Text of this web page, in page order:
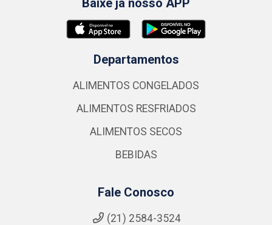
Departamentos
ALIMENTOS CONGELADOS
ALIMENTOS RESFRIADOS
ALIMENTOS SECOS
BEBIDAS
Fale Conosco
(21) 2584-3524